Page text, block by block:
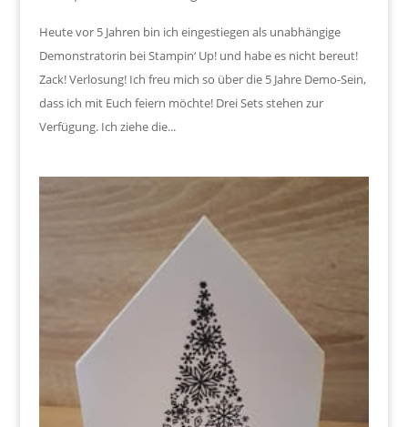
Heute vor 5 Jahren bin ich eingestiegen als unabhängige
Demonstratorin bei Stampin‘ Up! und habe es nicht bereut!
Zack! Verlosung! Ich freu mich so über die 5 Jahre Demo-Sein,
dass ich mit Euch feiern möchte! Drei Sets stehen zur
Verfügung. Ich ziehe die...